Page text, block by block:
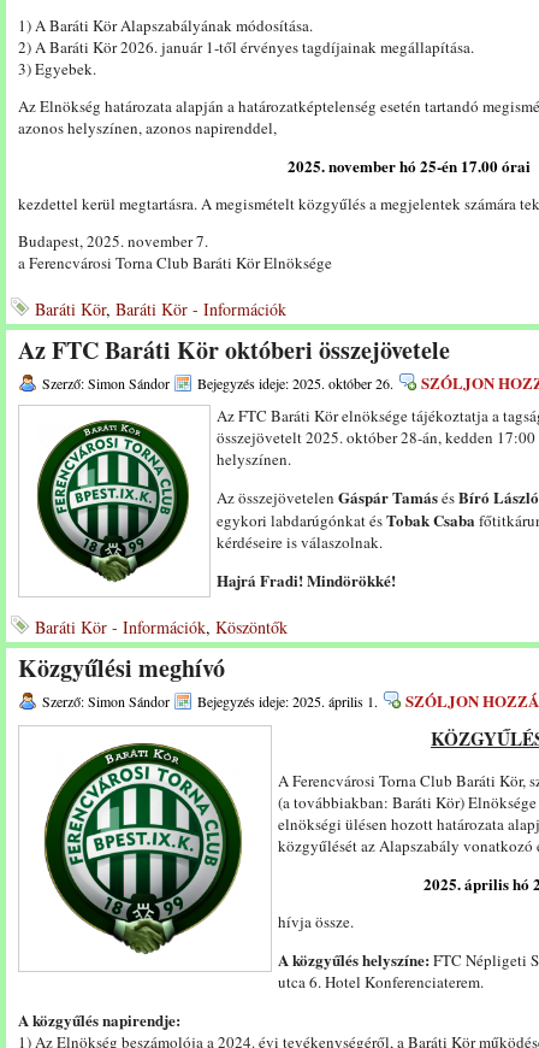
1) A Baráti Kör Alapszabályának módosítása.
2) A Baráti Kör 2026. január 1-től érvényes tagdíjainak megállapítása.
3) Egyebek.
Az Elnökség határozata alapján a határozatképtelenség esetén tartandó
azonos helyszínen, azonos napirenddel,
2025. november hó 25-én 17.00órai
kezdettel kerül megtartásra. A megismételt közgyűlés a megjelentek számára
Budapest, 2025. november 7.
a Ferencvárosi Torna Club Baráti Kör Elnöksége
Baráti Kör, Baráti Kör - Információk
Az FTC Baráti Kör októberi összejövetele
Szerző: Simon Sándor Bejegyzés ideje: 2025. október 26. SZÓLJON
Az FTC Baráti Kör elnöksége tájékoztatja a
összejövetelt 2025. október 28-án, kedden
helyszínen.
Az összejövetelen Gáspár TamásésBíró László
egykori labdarúgónkat ésTobak Csaba
kérdéseire is válaszolnak.
Hajrá Fradi! Mindörökké!
Baráti Kör - Információk, Köszöntők
Közgyűlési meghívó
Szerző: Simon Sándor Bejegyzés ideje: 2025. április 1. SZÓLJON HOZZÁ
A Ferencvárosi Torna Club Baráti Kör,
(a továbbiakban: Baráti Kör)
elnökségi ülésen hozott határozata
közgyűlését az Alapszabály vonatkozó
2025. április hó
hívja össze.
A közgyűlés helyszíne: FTC Népligeti
utca 6. Hotel Konferenciaterem.
A közgyűlés napirendje:
1) Az Elnökség beszámolója a 2024. évi tevékenységéről, a Baráti Kör